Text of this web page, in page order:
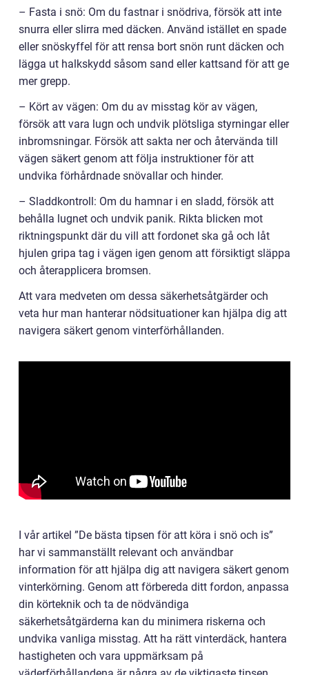
– Fasta i snö: Om du fastnar i snödriva, försök att inte
snurra eller slirra med däcken. Använd istället en spade
eller snöskyffel för att rensa bort snön runt däcken och
lägga ut halkskydd såsom sand eller kattsand för att ge
mer grepp.
– Kört av vägen: Om du av misstag kör av vägen,
försök att vara lugn och undvik plötsliga styrningar eller
inbromsningar. Försök att sakta ner och återvända till
vägen säkert genom att följa instruktioner för att
undvika förhårdnade snövallar och hinder.
– Sladdkontroll: Om du hamnar i en sladd, försök att
behålla lugnet och undvik panik. Rikta blicken mot
riktningspunkt där du vill att fordonet ska gå och låt
hjulen gripa tag i vägen igen genom att försiktigt släppa
och återapplicera bromsen.
Att vara medveten om dessa säkerhetsåtgärder och
veta hur man hanterar nödsituationer kan hjälpa dig att
navigera säkert genom vinterförhållanden.
I vår artikel ”De bästa tipsen för att köra i snö och is”
har vi sammanställt relevant och användbar
information för att hjälpa dig att navigera säkert genom
vinterkörning. Genom att förbereda ditt fordon, anpassa
din körteknik och ta de nödvändiga
säkerhetsåtgärderna kan du minimera riskerna och
undvika vanliga misstag. Att ha rätt vinterdäck, hantera
hastigheten och vara uppmärksam på